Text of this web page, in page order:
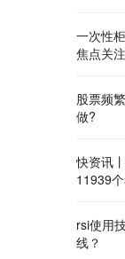
一次性
焦点关注
股票频
做?
快资讯
11939
rsi使用
线？